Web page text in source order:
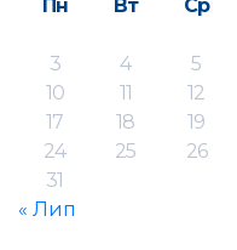
Пн
Вт Ср
3
4 5
10
11 12
17
18 19
24
25 26
31
« Лип